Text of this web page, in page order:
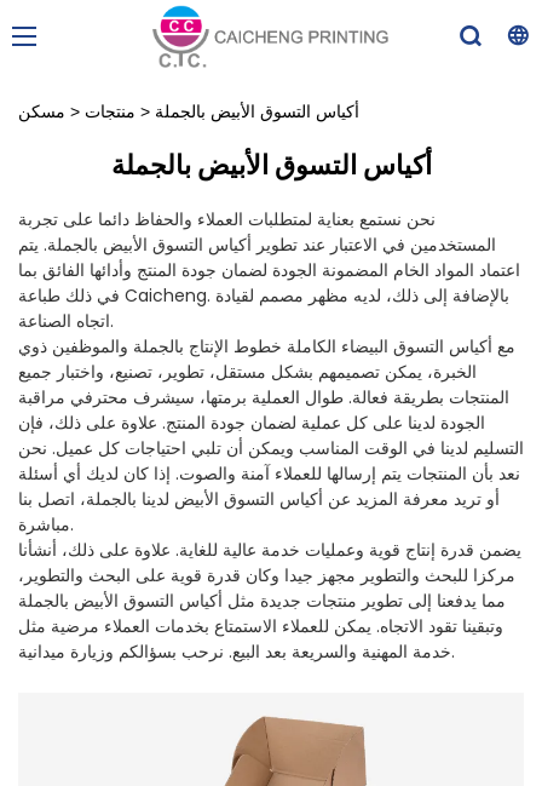
مسكن > منتجات > أكياس التسوق الأبيض بالجملة
أكياس التسوق الأبيض بالجملة
نحن نستمع بعناية لمتطلبات العملاء والحفاظ دائما على تجربة
المستخدمين في الاعتبار عند تطوير أكياس التسوق الأبيض بالجملة. يتم
اعتماد المواد الخام المضمونة الجودة لضمان جودة المنتج وأدائها الفائق بما
في ذلك طباعة Caicheng. بالإضافة إلى ذلك، لديه مظهر مصمم لقيادة
اتجاه الصناعة.
مع أكياس التسوق البيضاء الكاملة خطوط الإنتاج بالجملة والموظفين ذوي
الخبرة، يمكن تصميمهم بشكل مستقل، تطوير، تصنيع، واختبار جميع
المنتجات بطريقة فعالة. طوال العملية برمتها، سيشرف محترفي مراقبة
الجودة لدينا على كل عملية لضمان جودة المنتج. علاوة على ذلك، فإن
التسليم لدينا في الوقت المناسب ويمكن أن تلبي احتياجات كل عميل. نحن
نعد بأن المنتجات يتم إرسالها للعملاء آمنة والصوت. إذا كان لديك أي أسئلة
أو تريد معرفة المزيد عن أكياس التسوق الأبيض لدينا بالجملة، اتصل بنا
مباشرة.
يضمن قدرة إنتاج قوية وعمليات خدمة عالية للغاية. علاوة على ذلك، أنشأنا
مركزا للبحث والتطوير مجهز جيدا وكان قدرة قوية على البحث والتطوير،
مما يدفعنا إلى تطوير منتجات جديدة مثل أكياس التسوق الأبيض بالجملة
وتبقينا تقود الاتجاه. يمكن للعملاء الاستمتاع بخدمات العملاء مرضية مثل
خدمة المهنية والسريعة بعد البيع. نرحب بسؤالكم وزيارة ميدانية.